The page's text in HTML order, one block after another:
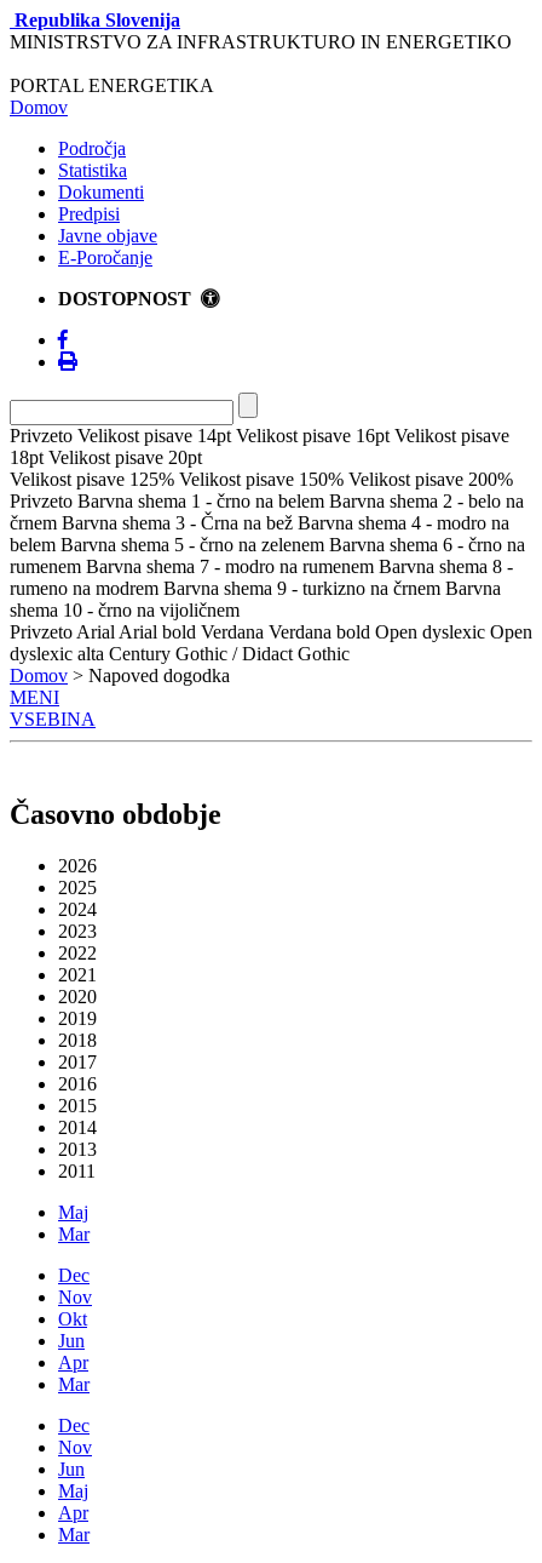
Republika Slovenija
MINISTRSTVO ZA INFRASTRUKTURO IN ENERGETIKO
PORTAL ENERGETIKA
Domov
Področja
Statistika
Dokumenti
Predpisi
Javne objave
E-Poročanje
DOSTOPNOST
Privzeto Velikost pisave 14pt Velikost pisave 16pt Velikost pisave
18pt Velikost pisave 20pt
Velikost pisave 125% Velikost pisave 150% Velikost pisave 200%
Privzeto Barvna shema 1 - črno na belem Barvna shema 2 - belo na
črnem Barvna shema 3 - Črna na bež Barvna shema 4 - modro na
belem Barvna shema 5 - črno na zelenem Barvna shema 6 - črno na
rumenem Barvna shema 7 - modro na rumenem Barvna shema 8 -
rumeno na modrem Barvna shema 9 - turkizno na črnem Barvna
shema 10 - črno na vijoličnem
Privzeto Arial Arial bold Verdana Verdana bold Open dyslexic Open
dyslexic alta Century Gothic / Didact Gothic
Domov > Napoved dogodka
MENI
VSEBINA
Časovno obdobje
2026
2025
2024
2023
2022
2021
2020
2019
2018
2017
2016
2015
2014
2013
2011
Maj
Mar
Dec
Nov
Okt
Jun
Apr
Mar
Dec
Nov
Jun
Maj
Apr
Mar